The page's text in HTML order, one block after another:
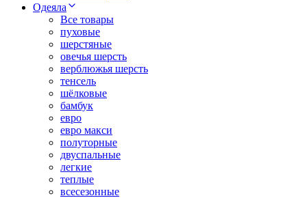
Одеяла
Все товары
пуховые
шерстяные
овечья шерсть
верблюжья шерсть
тенсель
шёлковые
бамбук
евро
евро макси
полуторные
двуспальные
легкие
теплые
всесезонные